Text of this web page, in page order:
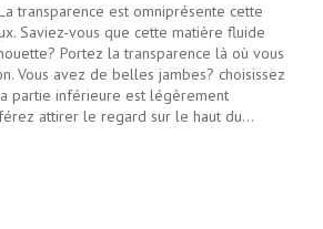
transparence est omniprésente cette
Saviez-vous que cette matière fluide
Portez la transparence là où vous
Vous avez de belles jambes? choisissez
partie inférieure est légèrement
attirer le regard sur le haut du…